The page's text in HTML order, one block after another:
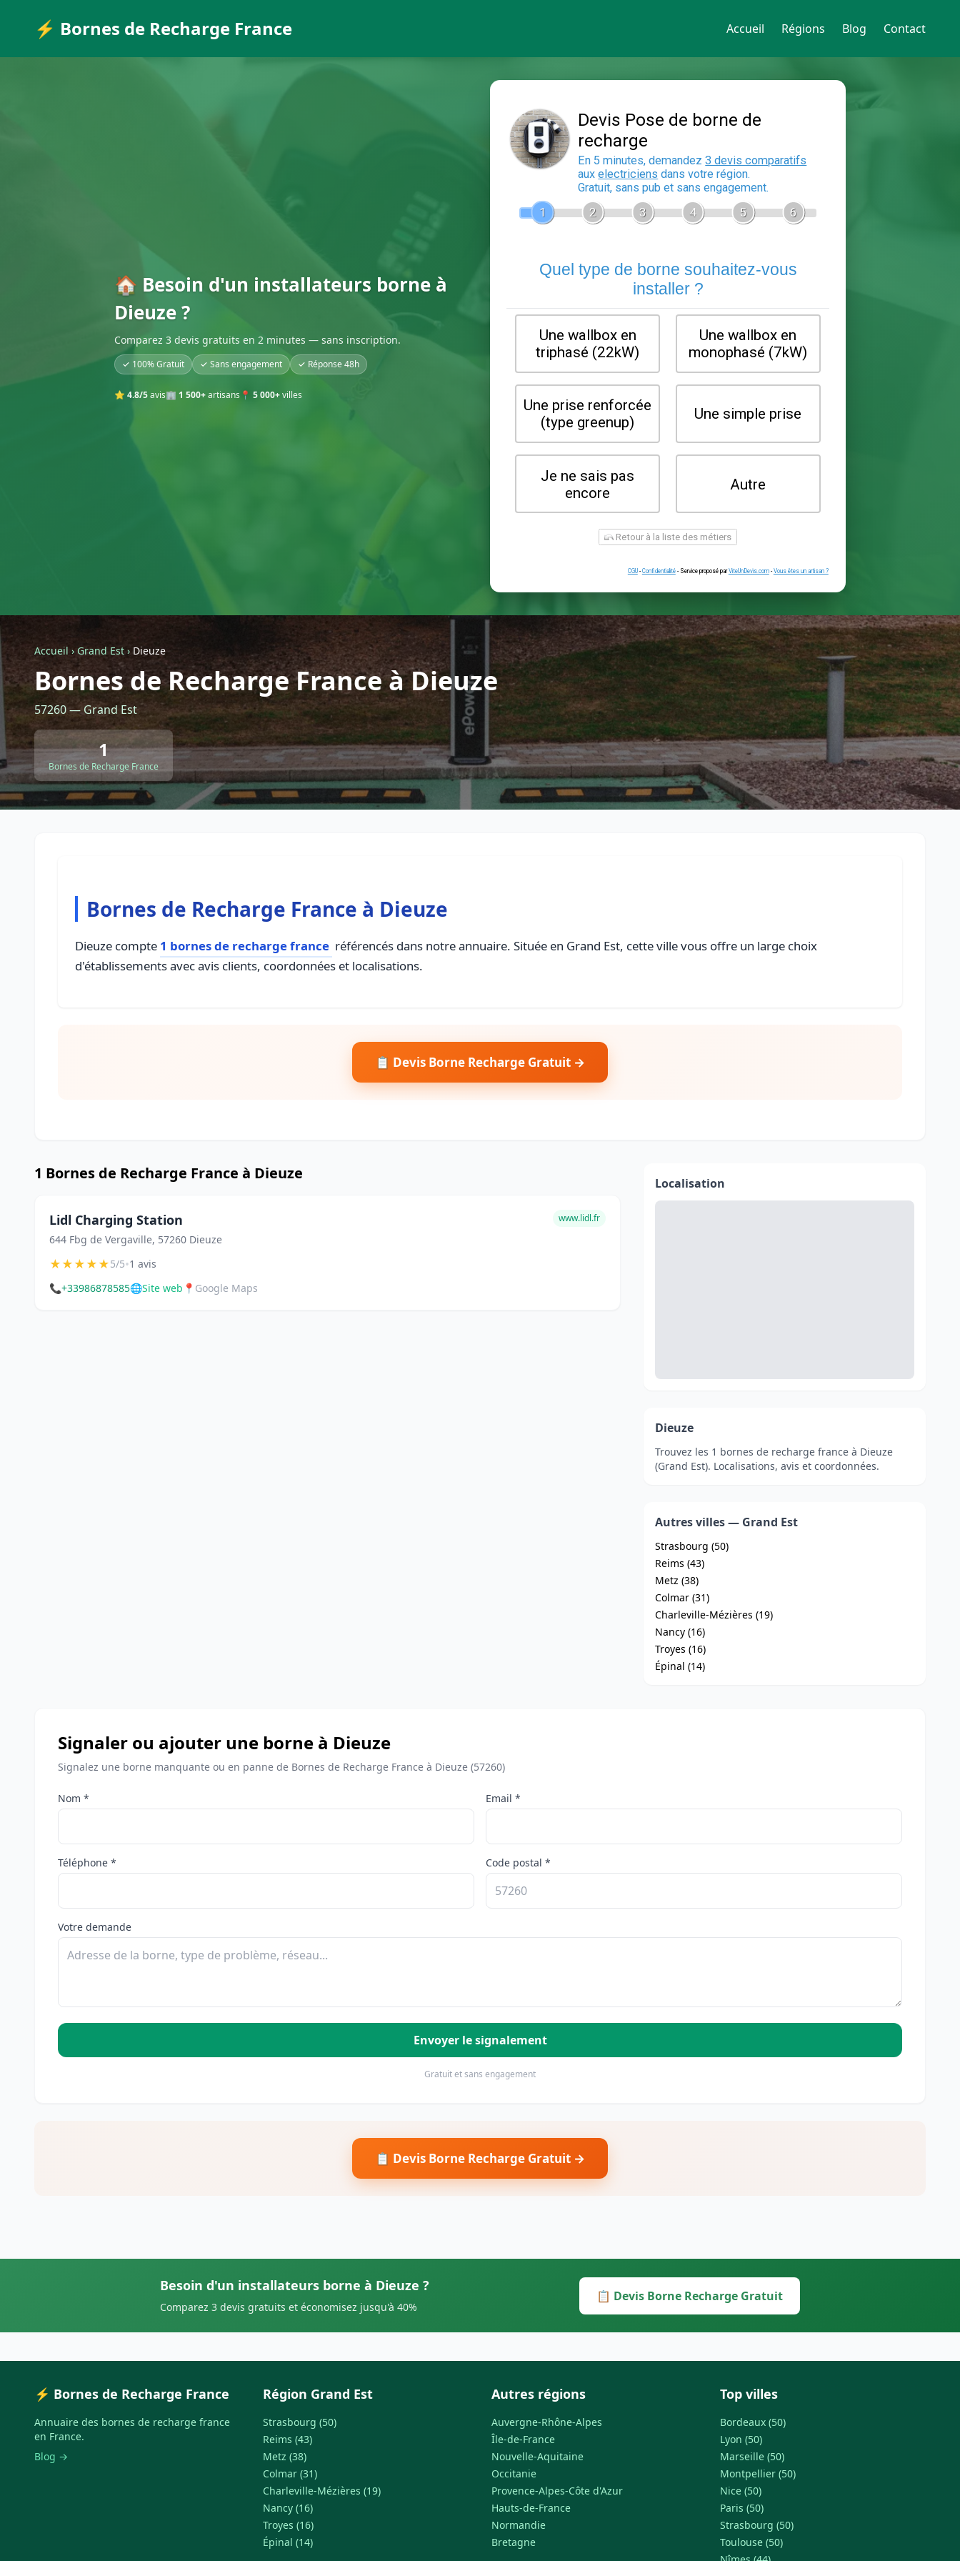
⚡ Bornes de Recharge France Accueil Régions Blog Contact
🏠 Besoin d'un installateurs borne à
Dieuze ?
Comparez 3 devis gratuits en 2 minutes — sans inscription.
✓ 100% Gratuit ✓ Sans engagement ✓ Réponse 48h
⭐ 4.8/5avis🏢 1 500+artisans 📍 5 000+villes
recharge
En 5 minutes, demandez
auxelectriciensdans votre région.
Gratuit, sans pub et sans engagement.
Quel type de borne souhaitez-
installer ?
Une wallbox en
Une prise renforcée
(type greenup)
Je ne sais pas
Retour à la liste des métiers
Confidentialité - Service proposé par ViteUnDevis.com-
Accueil › Grand Est › Dieuze
Bornes de Recharge France à Dieuze
57260 — Grand Est
1
Bornes de Recharge France
Bornes de Recharge France à Dieuze
Dieuze compte 1 bornes de recharge france référencés dans notre annuaire. Située en Grand Est, cette ville vous offre un large choix
d'établissements avec avis clients, coordonnées et localisations.
📋 Devis Borne Recharge Gratuit →
1 Bornes de Recharge France à Dieuze
Lidl Charging Station
644 Fbg de Vergaville, 57260 Dieuze
www.lidl.fr
★★★★★5/5•1 avis
📞+33986878585🌐Site web 📍 Google Maps
Localisation
Dieuze
Trouvez les 1 bornes de recharge france à Dieuze
(Grand Est). Localisations, avis et coordonnées.
Autres villes — Grand Est
Strasbourg (50)
Reims (43)
Metz (38)
Colmar (31)
Charleville-Mézières (19)
Nancy (16)
Troyes (16)
Épinal (14)
Signaler ou ajouter une borne à Dieuze
Signalez une borne manquante ou en panne de Bornes de Recharge France à Dieuze (57260)
Nom * Email *
Téléphone * Code postal *
Votre demande
Envoyer le signalement
Gratuit et sans engagement
📋 Devis Borne Recharge Gratuit →
Besoin d'un installateurs borne à Dieuze ?
Comparez 3 devis gratuits et économisez jusqu'à 40%
📋 Devis Borne Recharge Gratuit
⚡ Bornes de Recharge France
Annuaire des bornes de recharge france
en France.
Blog →
Région Grand Est
Strasbourg (50)
Reims (43)
Metz (38)
Colmar (31)
Charleville-Mézières (19)
Nancy (16)
Troyes (16)
Épinal (14)
Autres régions
Auvergne-Rhône-Alpes
Île-de-France
Nouvelle-Aquitaine
Occitanie
Provence-Alpes-Côte d'Azur
Hauts-de-France
Normandie
Bretagne
Top villes
Bordeaux (50)
Lyon (50)
Marseille (50)
Montpellier (50)
Nice (50)
Paris (50)
Strasbourg (50)
Toulouse (50)